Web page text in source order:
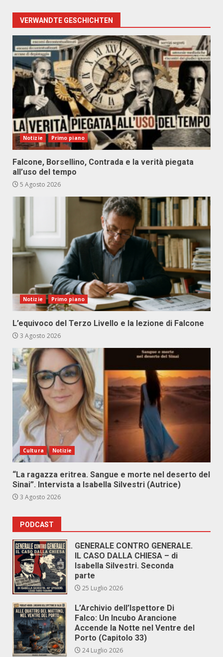
VERWANDTE GESCHICHTEN
Notizie Primo piano
Falcone, Borsellino, Contrada e la verità piegata
all’uso del tempo
5 Agosto 2026
Notizie Primo piano
L’equivoco del Terzo Livello e la lezione di Falcone
3 Agosto 2026
Cultura Notizie
“La ragazza eritrea. Sangue e morte nel deserto del
Sinai”. Intervista a Isabella Silvestri (Autrice)
3 Agosto 2026
PODCAST
GENERALE CONTRO GENERALE.
IL CASO DALLA CHIESA – di
Isabella Silvestri. Seconda
parte
25 Luglio 2026
L’Archivio dell’Ispettore Di
Falco: Un Incubo Arancione
Accende la Notte nel Ventre del
Porto (Capitolo 33)
24 Luglio 2026